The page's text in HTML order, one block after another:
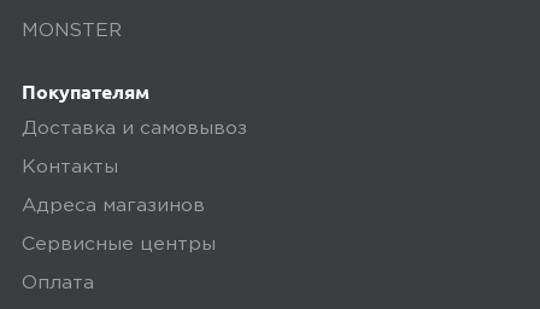
MONSTER
Покупателям
Доставка и самовывоз
Контакты
Адреса магазинов
Сервисные центры
Оплата